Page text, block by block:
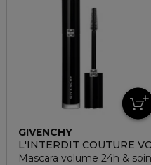
GIVENCHY
L'INTERDIT COUTURE
Mascara volume 24h &